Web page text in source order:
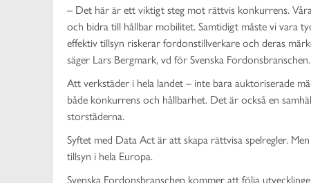
– Det här är ett viktigt steg mot rättvis konkurrens.
och bidra till hållbar mobilitet. Samtidigt måste vi vara
effektiv tillsyn riskerar fordonstillverkare och deras
säger Lars Bergmark, vd för Svenska Fordonsbranschen.
Att verkstäder i hela landet – inte bara auktoriserade
både konkurrens och hållbarhet. Det är också en
storstäderna.
Syftet med Data Act är att skapa rättvisa spelregler.
tillsyn i hela Europa.
Svenska Fordonsbranschen kommer att följa